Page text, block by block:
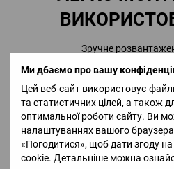
Ми дбаємо про вашу
Цей веб-сайт використовує
та статистичних цілей, а також
оптимальної роботи сайту. Ви
налаштуваннях вашого
«Погодитися», щоб дати згоду
cookie. Детальніше можна
Зручне
Стандартні
Обтічна
Передові технології, створені